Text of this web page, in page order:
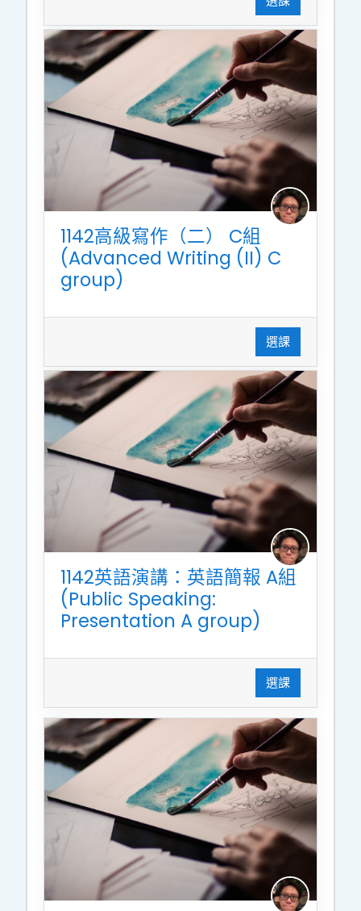
1142高級寫作（二） C組
(Advanced Writing (II) C
group)
選課
1142英語演講：英語簡報 A組
(Public Speaking:
Presentation A group)
選課